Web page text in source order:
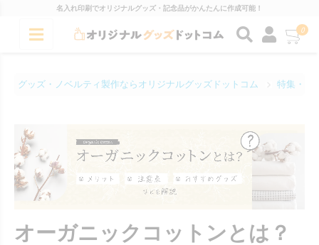
名入れ印刷でオリジナルグッズ・記念品がかんたんに作成可能！
0
グッズ・ノベルティ製作ならオリジナルグッズドットコム 特集・コ
オーガニックコットンとは？